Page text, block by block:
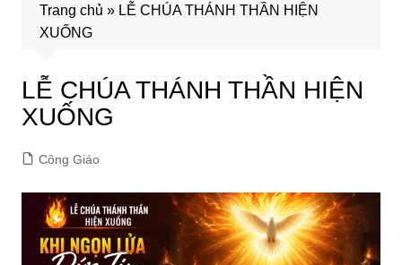
Trang chủ » LỄ CHÚA THÁNH THẦN HIỆN
XUỐNG
LỄ CHÚA THÁNH THẦN HIỆN
XUỐNG
Công Giáo